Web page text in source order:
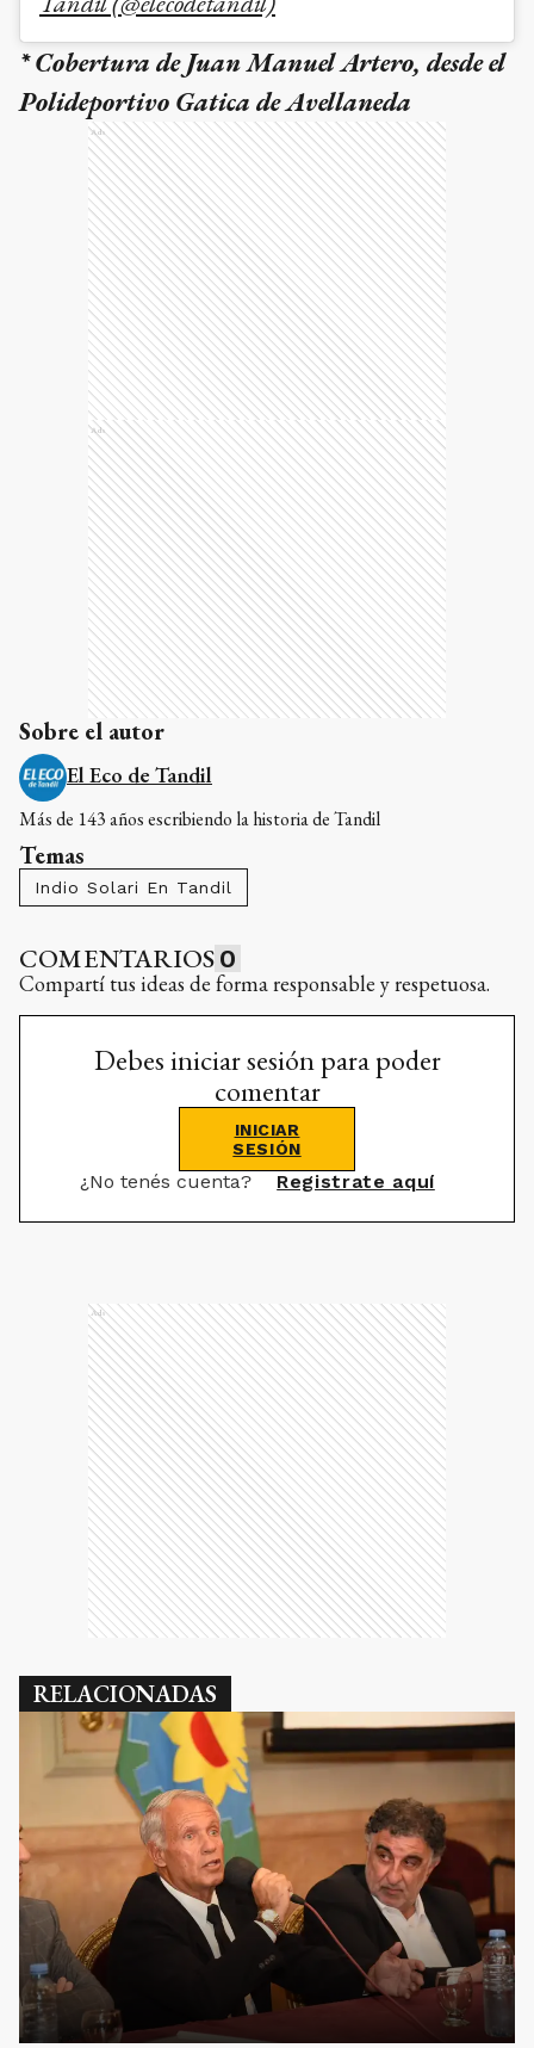
* Cobertura de Juan Manuel Artero, desde el
Polideportivo Gatica de Avellaneda
Ads
Ads
Sobre el autor
El Eco de Tandil
Más de 143 años escribiendo la historia de Tandil
Temas
Indio Solari En Tandil
COMENTARIOS 0
Compartí tus ideas de forma responsable y respetuosa.
Debes iniciar sesión para poder
comentar
INICIAR
SESIÓN
¿No tenés cuenta? Registrate aquí
Ads
RELACIONADAS